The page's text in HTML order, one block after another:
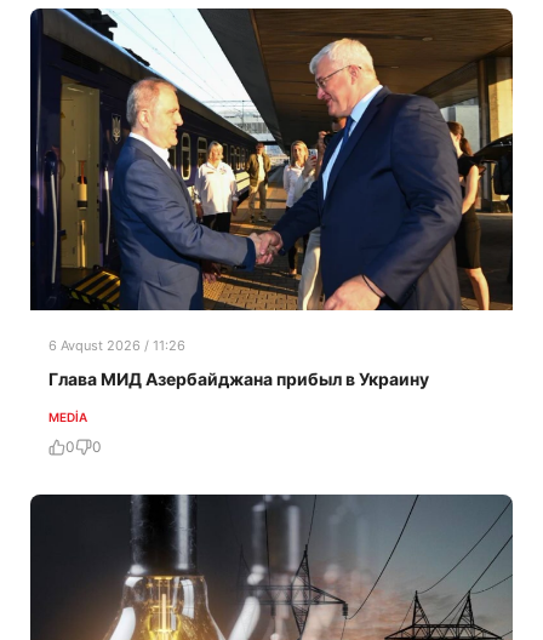
6 Avqust 2026 / 11:26
Глава МИД Азербайджана прибыл в Украину
MEDİA
0 0